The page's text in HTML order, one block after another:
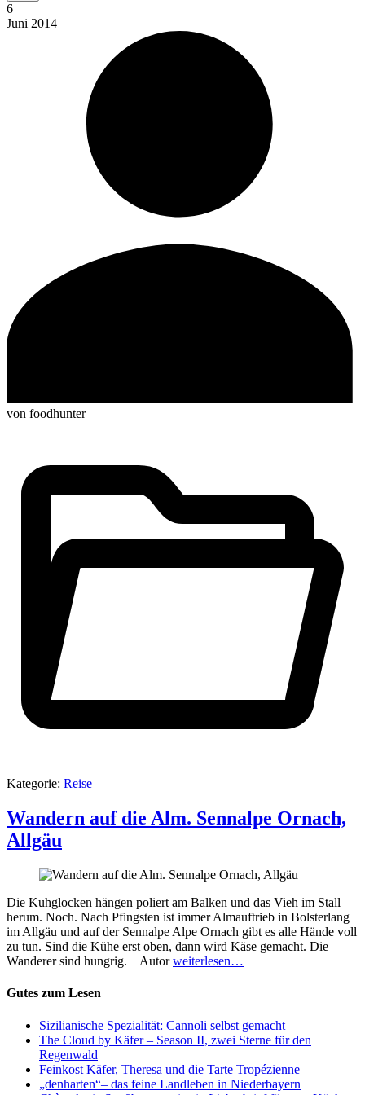
6
Juni 2014
von foodhunter
Kategorie: Reise
Wandern auf die Alm. Sennalpe Ornach,
Allgäu
Die Kuhglocken hängen poliert am Balken und das Vieh im Stall
herum. Noch. Nach Pfingsten ist immer Almauftrieb in Bolsterlang
im Allgäu und auf der Sennalpe Alpe Ornach gibt es alle Hände voll
zu tun. Sind die Kühe erst oben, dann wird Käse gemacht. Die
Wanderer sind hungrig. Autorweiterlesen…
Gutes zum Lesen
Sizilianische Spezialität: Cannoli selbst gemacht
The Cloud by Käfer – Season II, zwei Sterne für den
Regenwald
Feinkost Käfer, Theresa und die Tarte Tropézienne
„denharten“– das feine Landleben in Niederbayern